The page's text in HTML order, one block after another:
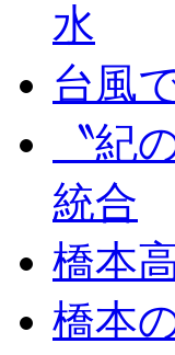
水
台風
〝紀
統合
橋本
橋本